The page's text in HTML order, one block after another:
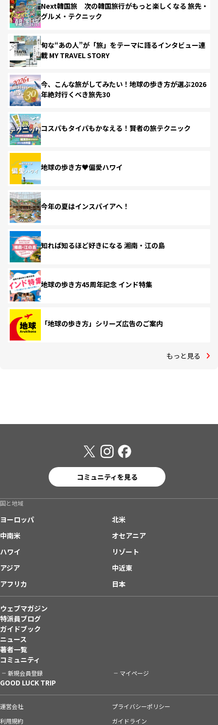
Next韓国旅 次の韓国旅行がもっと楽しくなる 旅先・
グルメ・テクニック
旬な“あの人”が「旅」をテーマに語るインタビュー連
載 MY TRAVEL STORY
今、こんな旅がしてみたい！地球の歩き方が選ぶ2026
年絶対行くべき旅先30
コスパもタイパもかなえる！賢者の旅テクニック
地球の歩き方♥偏愛ハワイ
今年の夏はインスパイアへ！
知れば知るほど好きになる 湘南・江の島
地球の歩き方45周年記念 インド特集
「地球の歩き方」シリーズ広告のご案内
もっと見る
コミュニティを見る
国と地域
ヨーロッパ
北米
中南米
オセアニア
ハワイ
リゾート
アジア
中近東
アフリカ
日本
ウェブマガジン
特派員ブログ
ガイドブック
ニュース
著者一覧
コミュニティ
新規会員登録 マイページ
GOOD LUCK TRIP
運営会社
プライバシーポリシー
利用規約
ガイドライン